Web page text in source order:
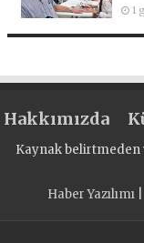
1
Hakkımızda
Kaynak belirtmeden
Haber Yazılımı|